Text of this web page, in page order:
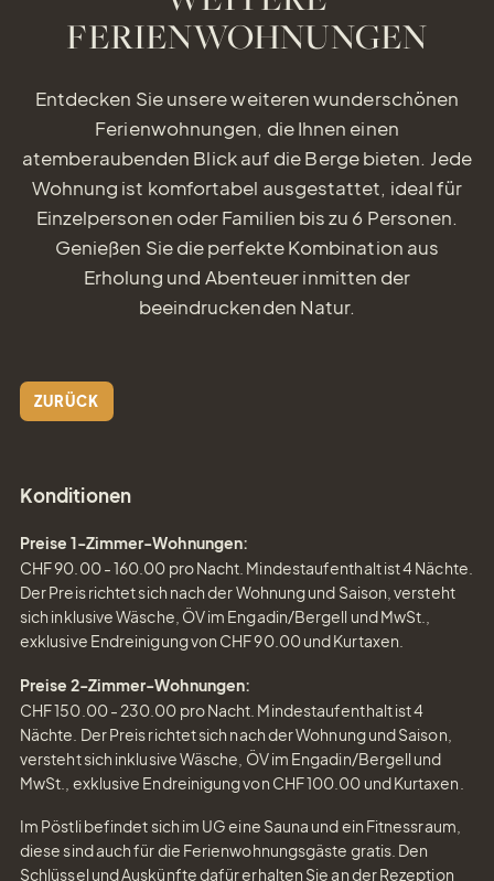
Tel.: +41 81 838 28 28
reservation@schweizerhaus.swiss
Freude verschenken
FERIENWOHNUNGEN
Entdecken Sie unsere weiteren wunderschönen
Ferienwohnungen, die Ihnen einen
atemberaubenden Blick auf die Berge bieten. Jede
Wohnung ist komfortabel ausgestattet, ideal für
Einzelpersonen oder Familien bis zu 6 Personen.
Genießen Sie die perfekte Kombination aus
Erholung und Abenteuer inmitten der
beeindruckenden Natur.
ZURÜCK
Konditionen
Preise 1-Zimmer-Wohnungen:
CHF 90.00 - 160.00 pro Nacht. Mindestaufenthalt ist 4 Nächte.
Der Preis richtet sich nach der Wohnung und Saison, versteht
sich inklusive Wäsche, ÖV im Engadin/Bergell und MwSt.,
exklusive Endreinigung von CHF 90.00 und Kurtaxen.
Preise 2-Zimmer-Wohnungen:
CHF 150.00 - 230.00 pro Nacht. Mindestaufenthalt ist 4
Nächte. Der Preis richtet sich nach der Wohnung und Saison,
versteht sich inklusive Wäsche, ÖV im Engadin/Bergell und
MwSt., exklusive Endreinigung von CHF 100.00 und Kurtaxen.
Im Pöstli befindet sich im UG eine Sauna und ein Fitnessraum,
diese sind auch für die Ferienwohnungsgäste gratis. Den
Schlüssel und Auskünfte dafür erhalten Sie an der Rezeption